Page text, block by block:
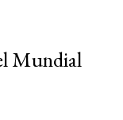
Mundial